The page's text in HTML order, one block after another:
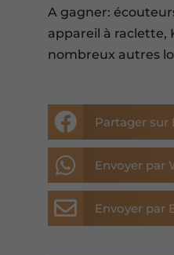
A gagner:
appareil à raclette,
nombreux autres
 Partager sur
 Envoyer par
 Envoyer par